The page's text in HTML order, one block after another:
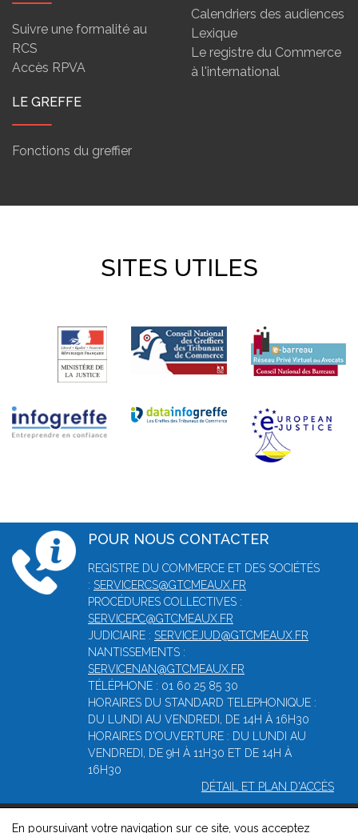
Suivre une formalité au
RCS
Accès RPVA
Calendriers des audiences
Lexique
Le registre du Commerce
à l'international
LE GREFFE
Fonctions du greffier
SITES UTILES
POUR NOUS CONTACTER
REGISTRE DU COMMERCE ET DES SOCIÉTÉS
: SERVICERCS@GTCMEAUX.FR
PROCÉDURES COLLECTIVES :
SERVICEPC@GTCMEAUX.FR
JUDICIAIRE : SERVICEJUD@GTCMEAUX.FR
NANTISSEMENTS :
SERVICENAN@GTCMEAUX.FR
TÉLÉPHONE : 01 60 25 85 30
HORAIRES DU STANDARD TELEPHONIQUE :
DU LUNDI AU VENDREDI, DE 14H À 16H30
HORAIRES D'OUVERTURE : DU LUNDI AU
VENDREDI, DE 9H À 11H30 ET DE 14H À
16H30
DÉTAIL ET PLAN D'ACCÈS
En poursuivant votre navigation sur ce site, vous acceptez